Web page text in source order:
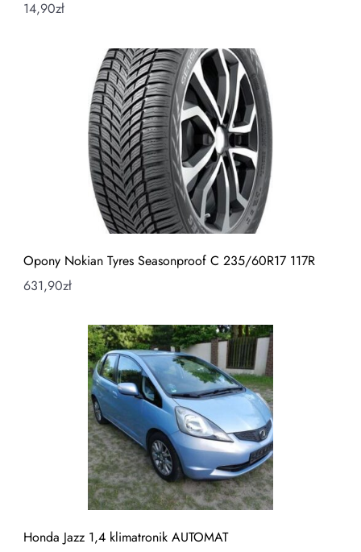
14,90zł
Opony Nokian Tyres Seasonproof C 235/60R17 117R
631,90zł
Honda Jazz 1,4 klimatronik AUTOMAT